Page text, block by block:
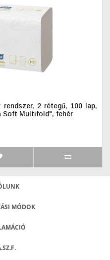
2 rétegű, 100 lap,
Soft Multifold", fehér
MÓDOK